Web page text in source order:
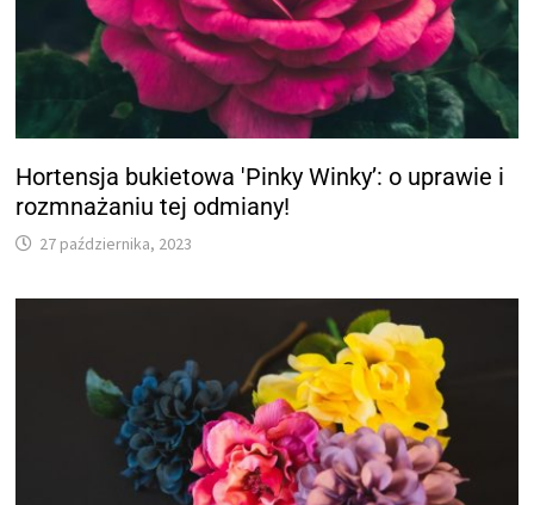
Hortensja bukietowa 'Pinky Winky’: o uprawie i
rozmnażaniu tej odmiany!
27 października, 2023